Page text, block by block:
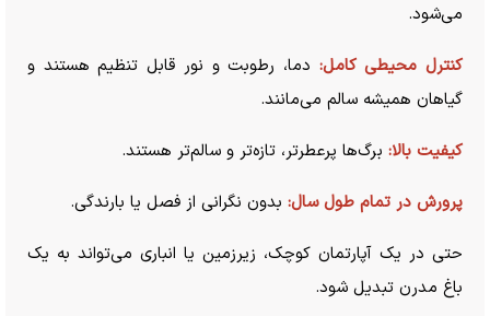
می‌شود.
کنترل محیطی کامل: دما، رطوبت و نور قابل تنظیم هستند و
گیاهان همیشه سالم می‌مانند.
کیفیت بالا: برگ‌ها پرعطرتر، تازه‌تر و سالم‌تر هستند.
پرورش در تمام طول سال: بدون نگرانی از فصل یا بارندگی.
حتی در یک آپارتمان کوچک، زیرزمین یا انباری می‌تواند به یک
باغ مدرن تبدیل شود.